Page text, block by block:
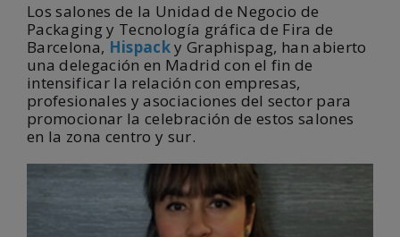
Los salones de la Unidad de Negocio de
Packaging y Tecnología gráfica de Fira de
Barcelona, Hispacky Graphispag, han abierto
una delegación en Madrid con el fin de
intensificar la relación con empresas,
profesionales y asociaciones del sector para
promocionar la celebración de estos salones
en la zona centro y sur.